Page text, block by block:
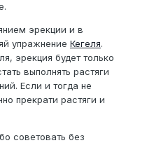
эрекции и в
упражнение Кегеля.
эрекция будет только
выполнять растяги
Если и тогда не
прекрати растяги и
советовать без